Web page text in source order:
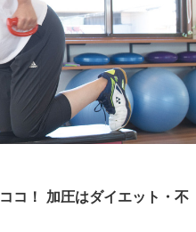
コ！ 加圧はダイエット・不